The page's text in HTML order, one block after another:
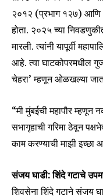
२०१२ (प्रभाग १२७) आणि
होता. २०२५ च्या
मारली. त्यांनी यापूर्वी
आहे. त्या घाटकोपरमधील
चेहरा’ म्हणून ओळखल्या
“मी मुंबईची महापौर
सभागृहाची गरिमा ठेवून
काम करण्याची माझी इच्छा
संजय घाडी: शिंदे गटाचे
शिवसेना शिंदे गटाने संजय